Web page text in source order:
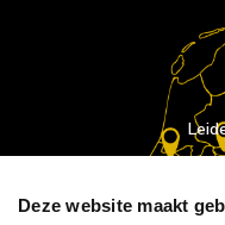
Deze website maakt